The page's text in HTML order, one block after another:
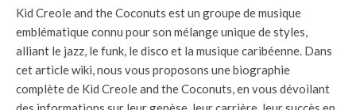
Kid Creole and the Coconuts est un groupe de musique
emblématique connu pour son mélange unique de styles,
alliant le jazz, le funk, le disco et la musique caribéenne. Dans
cet article wiki, nous vous proposons une biographie
complète de Kid Creole and the Coconuts, en vous dévoilant